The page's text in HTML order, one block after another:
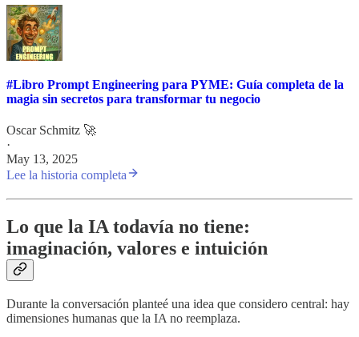
#Libro Prompt Engineering para PYME: Guía completa de la
magia sin secretos para transformar tu negocio
Oscar Schmitz 🚀
·
May 13, 2025
Lee la historia completa
Lo que la IA todavía no tiene:
imaginación, valores e intuición
Durante la conversación planteé una idea que considero central: hay
dimensiones humanas que la IA no reemplaza.